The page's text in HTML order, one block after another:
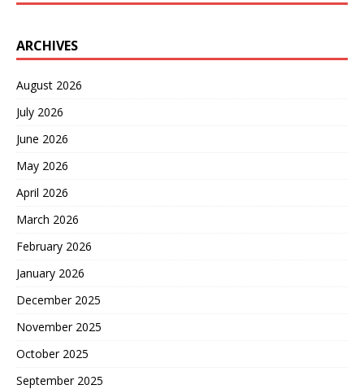
ARCHIVES
August 2026
July 2026
June 2026
May 2026
April 2026
March 2026
February 2026
January 2026
December 2025
November 2025
October 2025
September 2025